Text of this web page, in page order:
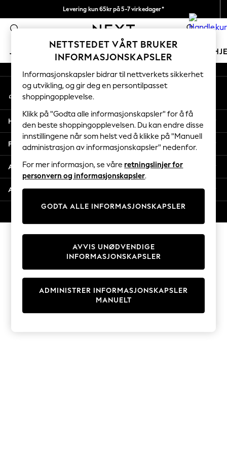
Levering kun 65kr på 5-7 virkedager*
Vi betaler alle tollavgifter 0
JENTER GUTTER BABY KVINNER
GIRLS
New In
50 - 92cm
98 - 110cm
116 - 134cm
140 - 174cm
Trending: Top & Short Sets
Trending: Clogs
Toy Story
THE SET
Coats & Jackets
Sweatshirts & Hoodies
Knitwear
Cardigans
Dresses
Sets & Outfits
T-Shirts
An error occurred on client
Våre sosiale nettverk
Min konto
Logg inn på kontoen din
Hjelp
Personvern & Juridisk
Avdelinger
Andre tjenester
NETTSTEDET VÅRT BRUKER
INFORMASJONSKAPSLER
Informasjonskapsler bidrar til nettverkets sikkerhet
og utvikling, og gir deg en persontilpasset
shoppingopplevelse.
Klikk på "Godta alle informasjonskapsler" for å få
den beste shoppingopplevelsen. Du kan endre disse
innstillingene når som helst ved å klikke på "Manuell
administrasjon av informasjonskapsler" nedenfor.
For mer informasjon, se våre retningslinjer for
personvern og informasjonskapsler.
GODTA ALLE INFORMASJONSKAPSLER
ADMINISTRER INFORMASJONSKAPSLER
MANUELT
AVVIS UNØDVENDIGE
INFORMASJONSKAPSLER